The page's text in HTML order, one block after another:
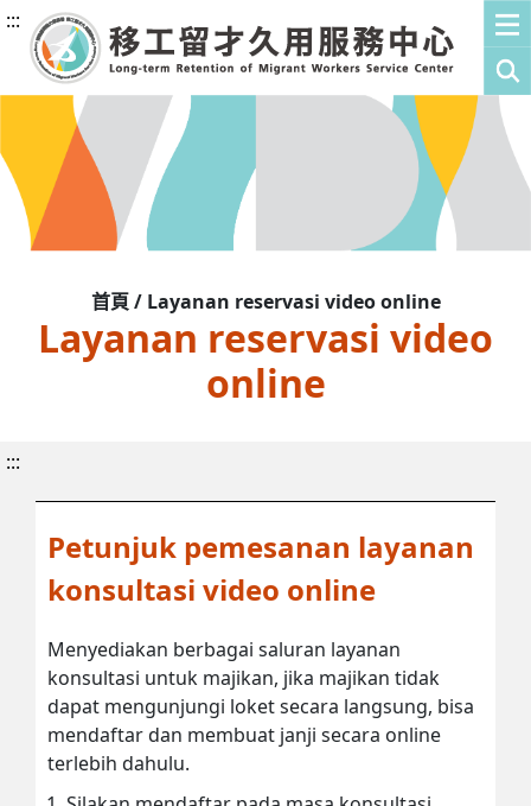
:::
首頁 / Layanan reservasi video online
Layanan reservasi video
online
:::
Petunjuk pemesanan layanan
konsultasi video online
Menyediakan berbagai saluran layanan
konsultasi untuk majikan, jika majikan tidak
dapat mengunjungi loket secara langsung, bisa
mendaftar dan membuat janji secara online
terlebih dahulu.